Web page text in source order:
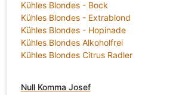
Kühles Blondes - Bock
Kühles Blondes - Extrablond
Kühles Blondes - Hopinade
Kühles Blondes Alkoholfrei
Kühles Blondes Citrus Radler
Null Komma Josef